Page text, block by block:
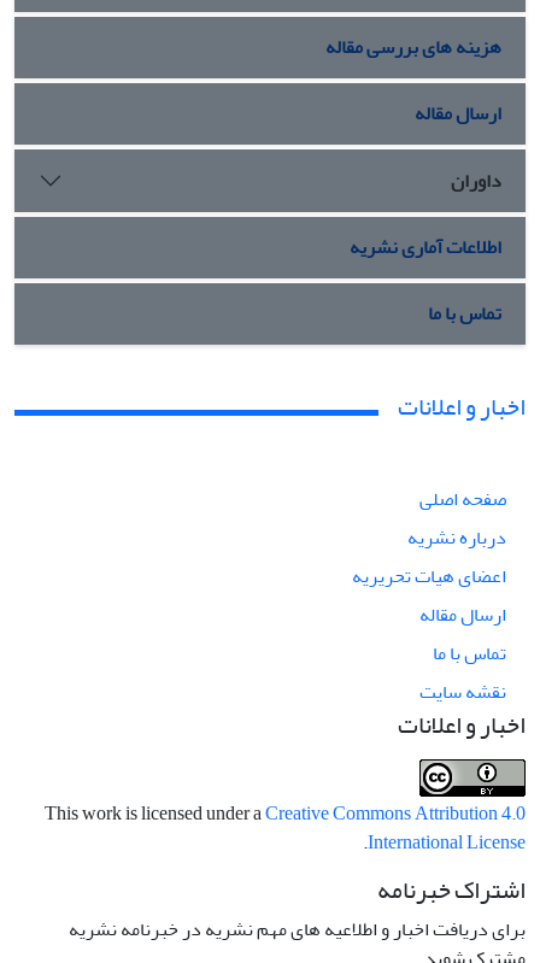
هزینه های بررسی مقاله
ارسال مقاله
داوران
اطلاعات آماری نشریه
تماس با ما
اخبار و اعلانات
صفحه اصلی
درباره نشریه
اعضای هیات تحریریه
ارسال مقاله
تماس با ما
نقشه سایت
اخبار و اعلانات
This work is licensed under aCreative Commons Attribution 4.0
International License
.
اشتراک خبرنامه
برای دریافت اخبار و اطلاعیه های مهم نشریه در خبرنامه نشریه